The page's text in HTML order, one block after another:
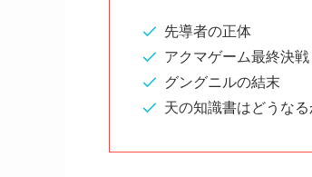
先導者の正体
アクマゲーム最終決戦
グングニルの結末
天の知識書はどうなる